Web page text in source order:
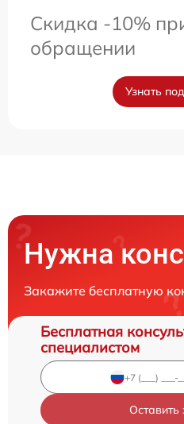
Скидка -10%
обращении
Узнать
Нужна
Закажите бесплатную
Бесплатная
специалистом
Оставить